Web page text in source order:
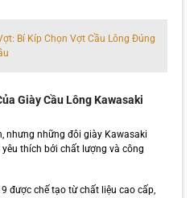
Bí Kíp Chọn Vợt Cầu Lông Đúng
Giày Cầu Lông Kawasaki
nhưng những đôi giày Kawasaki
thích bởi chất lượng và công
được chế tạo từ chất liệu cao cấp,